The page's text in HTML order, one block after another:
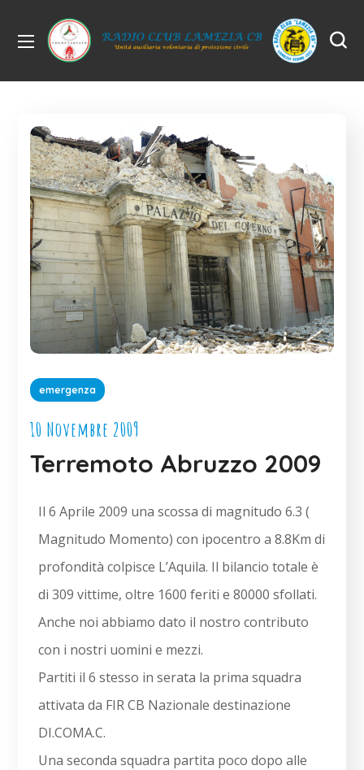
emergenza
10 Novembre 2009
Terremoto Abruzzo 2009
Il 6 Aprile 2009 una scossa di magnitudo 6.3 (
Magnitudo Momento) con ipocentro a 8.8Km di
profondità colpisce L’Aquila. Il bilancio totale è
di 309 vittime, oltre 1600 feriti e 80000 sfollati.
Anche noi abbiamo dato il nostro contributo
con i nostri uomini e mezzi.
Partiti il 6 stesso in serata la prima squadra
attivata da FIR CB Nazionale destinazione
DI.COMA.C.
Una seconda squadra partita poco dopo alle